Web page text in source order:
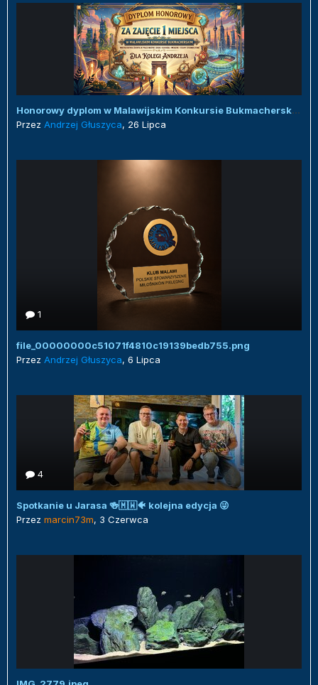
Honorowy dyplom w Malawijskim Konkursie Bukmacherskim :)
Przez Andrzej Głuszyca, 26 Lipca
1
file_00000000c51071f4810c19139bedb755.png
Przez Andrzej Głuszyca, 6 Lipca
4
Spotkanie u Jarasa 🍻🇲🇼🐠 kolejna edycja 😜
Przez marcin73m, 3 Czerwca